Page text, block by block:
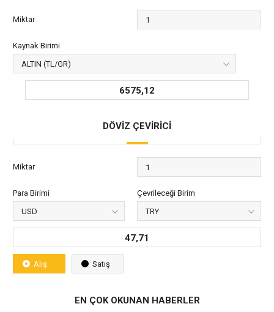
Miktar
Kaynak Birimi
6575,12
DÖVİZ ÇEVİRİCİ
Miktar
Para Birimi Çevrileceği Birim
47,71
Alış Satış
EN ÇOK OKUNAN HABERLER